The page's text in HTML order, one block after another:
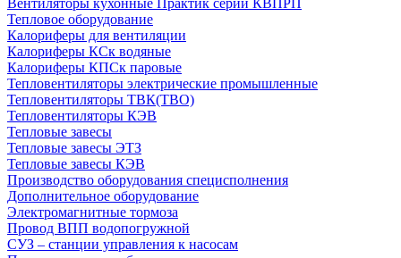
Вентиляторы кухонные Практик серии КВПРП
Тепловое оборудование
Калориферы для вентиляции
Калориферы КСк водяные
Калориферы КПСк паровые
Тепловентиляторы электрические промышленные
Тепловентиляторы ТВК(ТВО)
Тепловентиляторы КЭВ
Тепловые завесы
Тепловые завесы ЭТЗ
Тепловые завесы КЭВ
Производство оборудования специсполнения
Дополнительное оборудование
Электромагнитные тормоза
Провод ВПП водопогружной
СУЗ – станции управления к насосам